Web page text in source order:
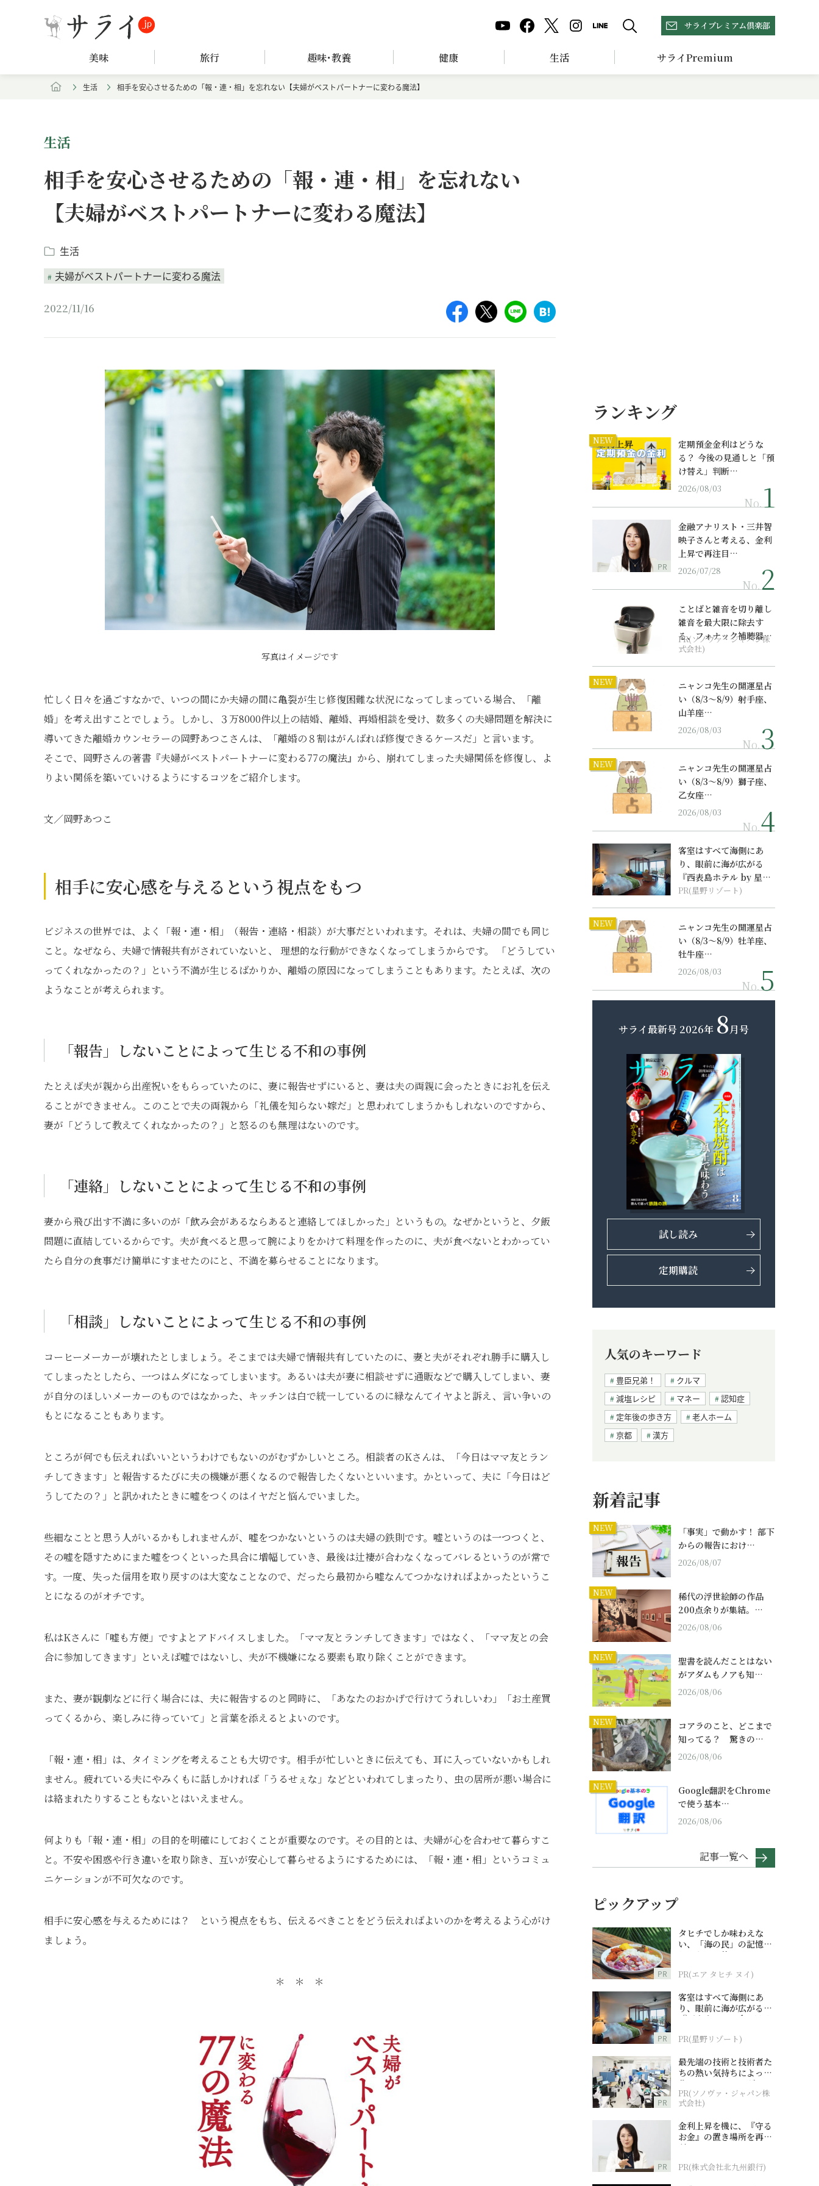
サライプレミアム倶楽部
美味 旅行 趣味･教養 健康 生活 サライPremium
生活 相手を安心させるための「報・連・相」を忘れない【夫婦がベストパートナーに変わる魔法】
生活
相手を安心させるための「報・連・相」を忘れない
【夫婦がベストパートナーに変わる魔法】
生活
夫婦がベストパートナーに変わる魔法
2022/11/16
写真はイメージです
忙しく日々を過ごすなかで、いつの間にか夫婦の間に亀裂が生じ修復困難な状況になってしまっている場合、「離
婚」を考え出すことでしょう。しかし、３万8000件以上の結婚、離婚、再婚相談を受け、数多くの夫婦問題を解決に
導いてきた離婚カウンセラーの岡野あつこさんは、「離婚の８割はがんばれば修復できるケースだ」と言います。
そこで、岡野さんの著書『夫婦がベストパートナーに変わる77の魔法』から、崩れてしまった夫婦関係を修復し、よ
りよい関係を築いていけるようにするコツをご紹介します。
文／岡野あつこ
相手に安心感を与えるという視点をもつ
ビジネスの世界では、よく「報・連・相」（報告・連絡・相談）が大事だといわれます。それは、夫婦の間でも同じ
こと。なぜなら、夫婦で情報共有がされていないと、 理想的な行動ができなくなってしまうからです。 「どうしてい
ってくれなかったの？」という不満が生じるばかりか、離婚の原因になってしまうこともあります。たとえば、次の
ようなことが考えられます。
「報告」しないことによって生じる不和の事例
たとえば夫が親から出産祝いをもらっていたのに、妻に報告せずにいると、妻は夫の両親に会ったときにお礼を伝え
ることができません。このことで夫の両親から「礼儀を知らない嫁だ」と思われてしまうかもしれないのですから、
妻が「どうして教えてくれなかったの？」と怒るのも無理はないのです。
「連絡」しないことによって生じる不和の事例
妻から飛び出す不満に多いのが「飲み会があるならあると連絡してほしかった」というもの。なぜかというと、夕飯
問題に直結しているからです。夫が食べると思って腕によりをかけて料理を作ったのに、夫が食べないとわかってい
たら自分の食事だけ簡単にすませたのにと、不満を募らせることになります。
「相談」しないことによって生じる不和の事例
コーヒーメーカーが壊れたとしましょう。そこまでは夫婦で情報共有していたのに、妻と夫がそれぞれ勝手に購入し
てしまったとしたら、一つはムダになってしまいます。あるいは夫が妻に相談せずに通販などで購入してしまい、妻
が自分のほしいメーカーのものではなかった、キッチンは白で統一しているのに緑なんてイヤよと訴え、言い争いの
もとになることもあります。
ところが何でも伝えればいいというわけでもないのがむずかしいところ。相談者のKさんは、「今日はママ友とラン
チしてきます」と報告するたびに夫の機嫌が悪くなるので報告したくないといいます。かといって、夫に「今日はど
うしてたの？」と訊かれたときに嘘をつくのはイヤだと悩んでいました。
些細なことと思う人がいるかもしれませんが、嘘をつかないというのは夫婦の鉄則です。嘘というのは一つつくと、
その嘘を隠すためにまた嘘をつくといった具合に増幅していき、最後は辻褄が合わなくなってバレるというのが常で
す。一度、失った信用を取り戻すのは大変なことなので、だったら最初から嘘なんてつかなければよかったというこ
とになるのがオチです。
私はKさんに「嘘も方便」ですよとアドバイスしました。「ママ友とランチしてきます」ではなく、「ママ友との会
合に参加してきます」といえば嘘ではないし、夫が不機嫌になる要素も取り除くことができます。
また、妻が観劇などに行く場合には、夫に報告するのと同時に、「あなたのおかげで行けてうれしいわ」「お土産買
ってくるから、楽しみに待っていて」と言葉を添えるとよいのです。
「報・連・相」は、タイミングを考えることも大切です。相手が忙しいときに伝えても、耳に入っていないかもしれ
ません。疲れている夫にやみくもに話しかければ「うるせぇな」などといわれてしまったり、虫の居所が悪い場合に
は絡まれたりすることもないとはいえません。
何よりも「報・連・相」の目的を明確にしておくことが重要なのです。その目的とは、夫婦が心を合わせて暮らすこ
と。不安や困惑や行き違いを取り除き、互いが安心して暮らせるようにするためには、「報・連・相」というコミュ
ニケーションが不可欠なのです。
相手に安心感を与えるためには？ という視点をもち、伝えるべきことをどう伝えればよいのかを考えるよう心がけ
ましょう。
＊ ＊ ＊
ランキング
NEW
定期預金金利はどうな
る？ 今後の見通しと「預
け替え」判断…
2026/08/03
No.
PR
金融アナリスト・三井智
映子さんと考える、金利
上昇で再注目…
2026/07/28
No.
ことばと雑音を切り離し
雑音を最大限に除去す
る、フォナック補聴器の
最上位モデル
PR(ソノヴァ・ジャパン株
式会社)
NEW
ニャンコ先生の開運星占
い（8/3～8/9）射手座、
山羊座…
2026/08/03
No.
NEW
ニャンコ先生の開運星占
い（8/3～8/9）獅子座、
乙女座…
2026/08/03
No.
客室はすべて海側にあ
り、眼前に海が広がる
『西表島ホテル by 星野
リゾート』
PR(星野リゾート)
NEW
ニャンコ先生の開運星占
い（8/3～8/9）牡羊座、
牡牛座…
2026/08/03
No.
サライ最新号 2026年 8月号
試し読み
定期購読
人気のキーワード
豊臣兄弟！
クルマ
減塩レシピ
マネー
認知症
定年後の歩き方
老人ホーム
京都
漢方
新着記事
NEW
「事実」で動かす！ 部下
からの報告におけ…
2026/08/07
NEW
稀代の浮世絵師の作品
200点余りが集結。…
2026/08/06
NEW
聖書を読んだことはない
がアダムもノアも知…
2026/08/06
NEW
コアラのこと、どこまで
知ってる？ 驚きの…
2026/08/06
NEW
Google翻訳をChrome
で使う基本…
2026/08/06
記事一覧へ
ピックアップ
PR
タヒチでしか味わえな
い、「海の民」の記憶へ
とつながる旅
PR(エア タヒチ ヌイ)
PR
客室はすべて海側にあ
り、眼前に海が広がる
『西表島ホテル by 星野
PR(星野リゾート)
PR
最先端の技術と技術者た
ちの熱い気持ちによって
作られているオーダーメ
イド補聴器
PR(ソノヴァ・ジャパン株
式会社)
PR
金利上昇を機に、『守る
お金』の置き場所を再検
討
PR(株式会社北九州銀行)